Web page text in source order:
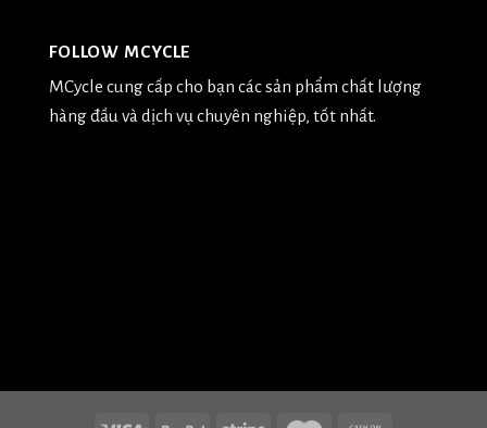
FOLLOW MCYCLE
MCycle cung cấp cho bạn các sản phẩm chất lượng
hàng đầu và dịch vụ chuyên nghiệp, tốt nhất.